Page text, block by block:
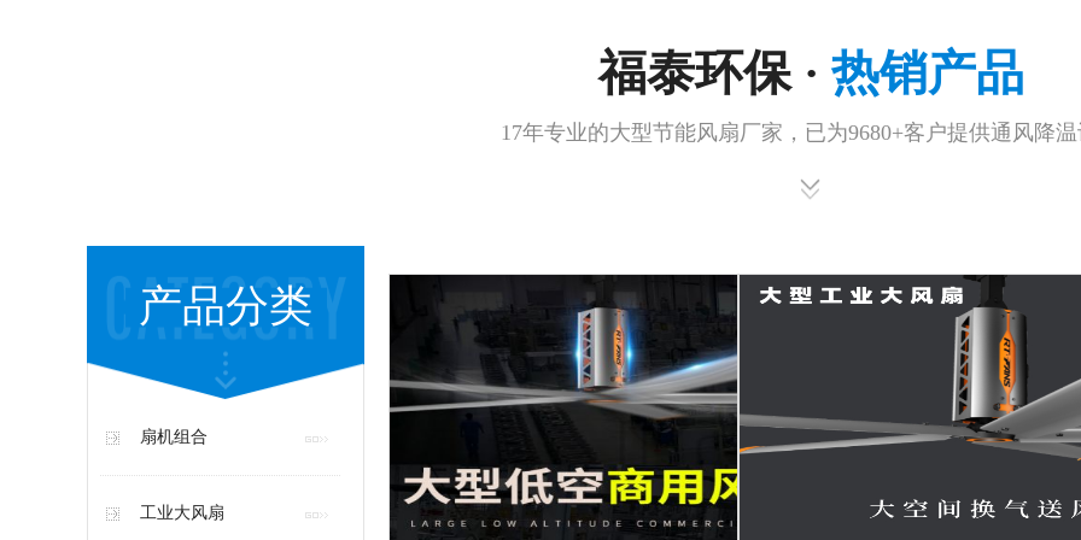
福泰环保 · 热销产品
17年专业的大型节能风扇厂家，已为9680+客户提供通风降
产品分类
扇机组合
工业大风扇